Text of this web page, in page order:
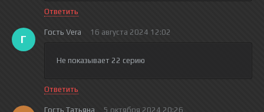
Ответить
Г
Гость Vera 16 августа 2024 12:02
Не показывает 22 серию
Ответить
Гость Татьяна 5 октября 2024 20:26